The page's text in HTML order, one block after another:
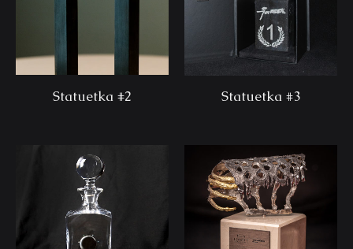
Statuetka #2 Statuetka #3